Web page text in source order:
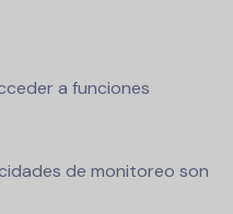
a funciones
de monitoreo son